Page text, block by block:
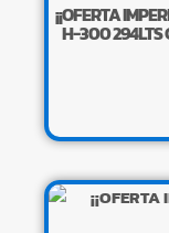
¡¡OFERTA
H-300 294LTS